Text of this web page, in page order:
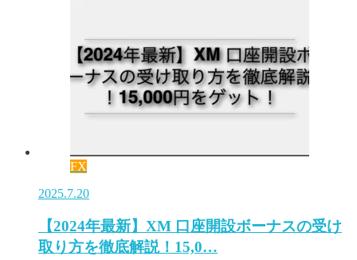
FX
2025.7.20
【2024年最新】XM 口座開設ボーナスの受け
取り方を徹底解説！15,0…